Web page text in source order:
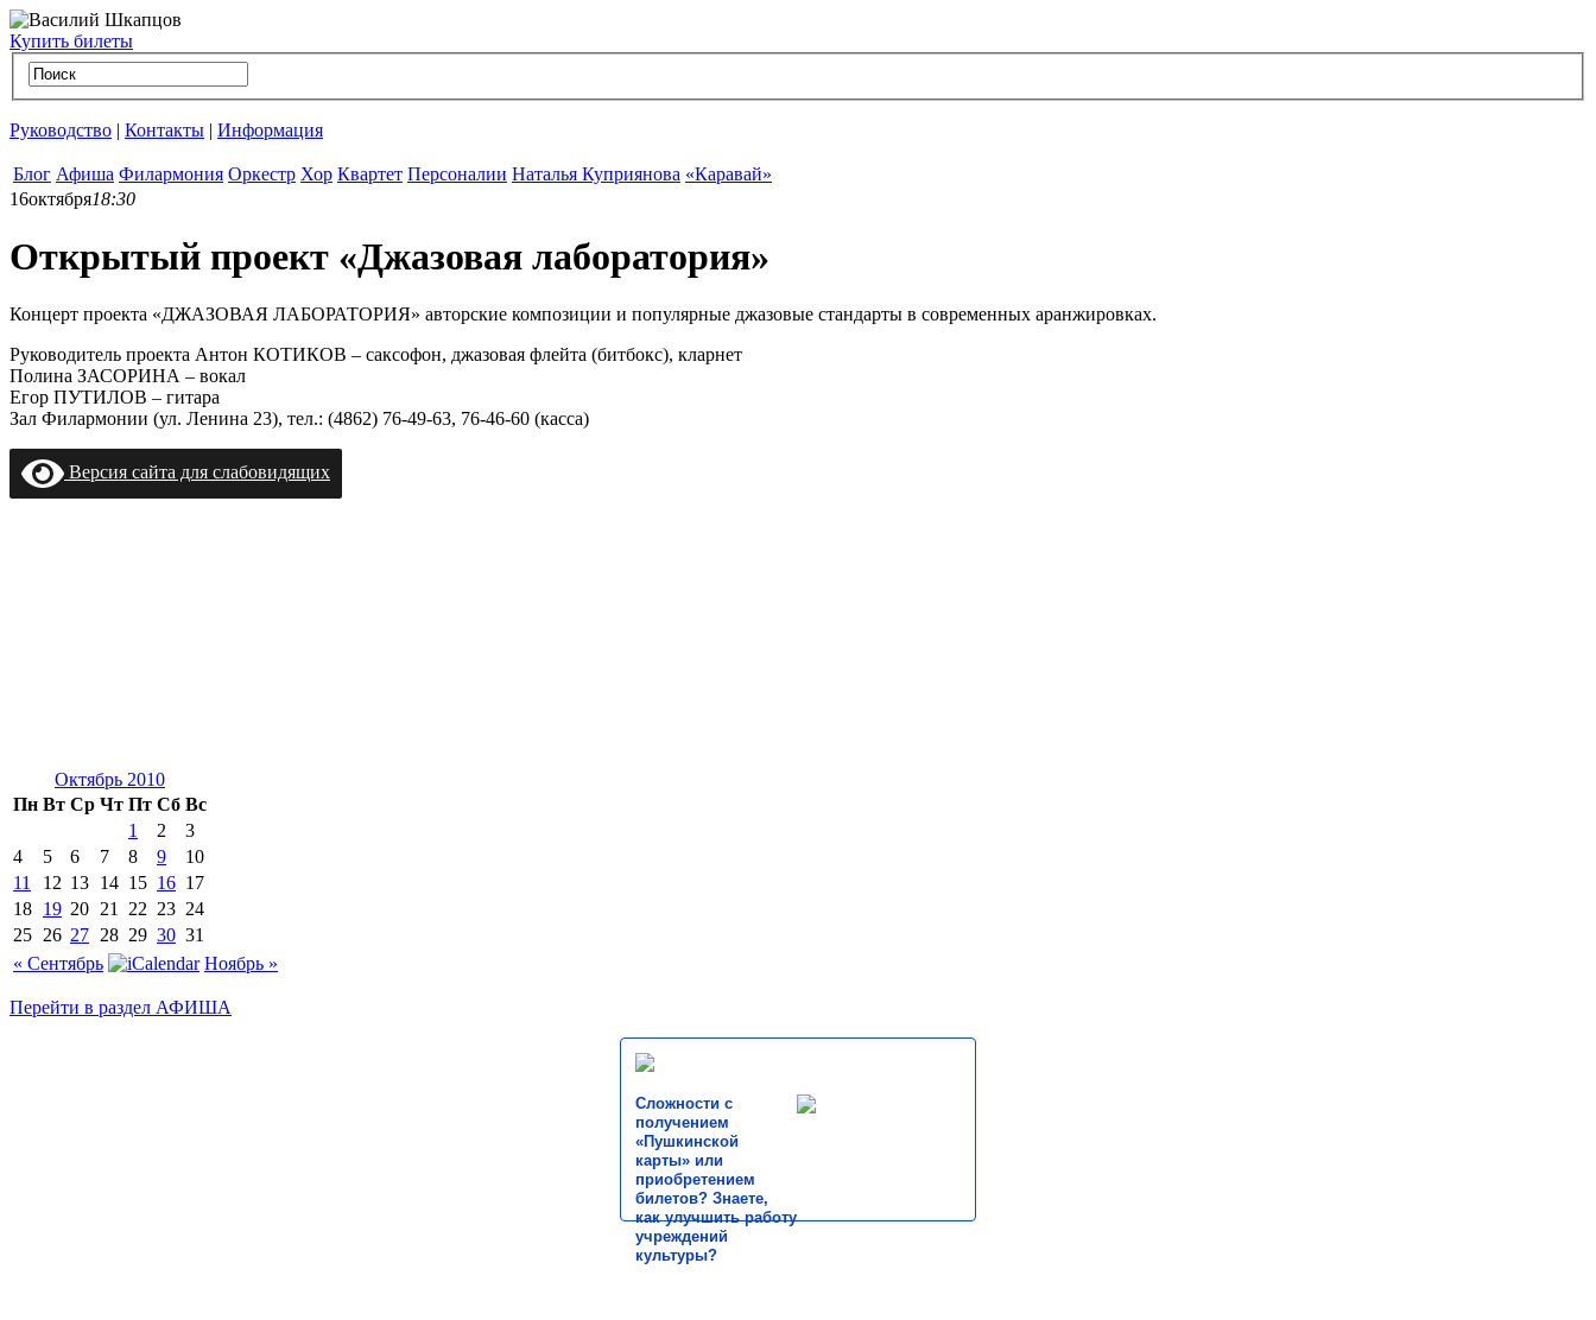
Купить билеты
Руководство | Контакты | Информация
Блог Афиша Филармония Оркестр Хор Квартет Персоналии Наталья Куприянова «Каравай»
16октября18:30
Открытый проект «Джазовая лаборатория»
Концерт проекта «ДЖАЗОВАЯ ЛАБОРАТОРИЯ» авторские композиции и популярные джазовые стандарты в современных аранжировках.
Руководитель проекта Антон КОТИКОВ – саксофон, джазовая флейта (битбокс), кларнет
Полина ЗАСОРИНА – вокал
Егор ПУТИЛОВ – гитара
Зал Филармонии (ул. Ленина 23), тел.: (4862) 76-49-63, 76-46-60 (касса)
Версия сайта для слабовидящих
Октябрь 2010
Пн Вт Ср Чт Пт Сб Вс
1
2
3
4
5 6 7 8 9
10
11
12 13 14 15 16 17
18 19 20 21 22 23 24
25 26 27 28 29 30 31
« Сентябрь
Ноябрь »
Перейти в раздел АФИША
Сложности с
получением
«Пушкинской
карты» или
приобретением
билетов? Знаете,
как улучшить работу
учреждений
культуры?